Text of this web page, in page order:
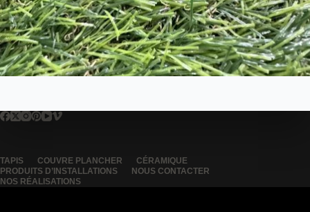
TAPIS COUVRE PLANCHER
CÉRAMIQUE
PRODUITS D’INSTALLATIONS
NOUS CONTACTER
NOS RÉALISATIONS